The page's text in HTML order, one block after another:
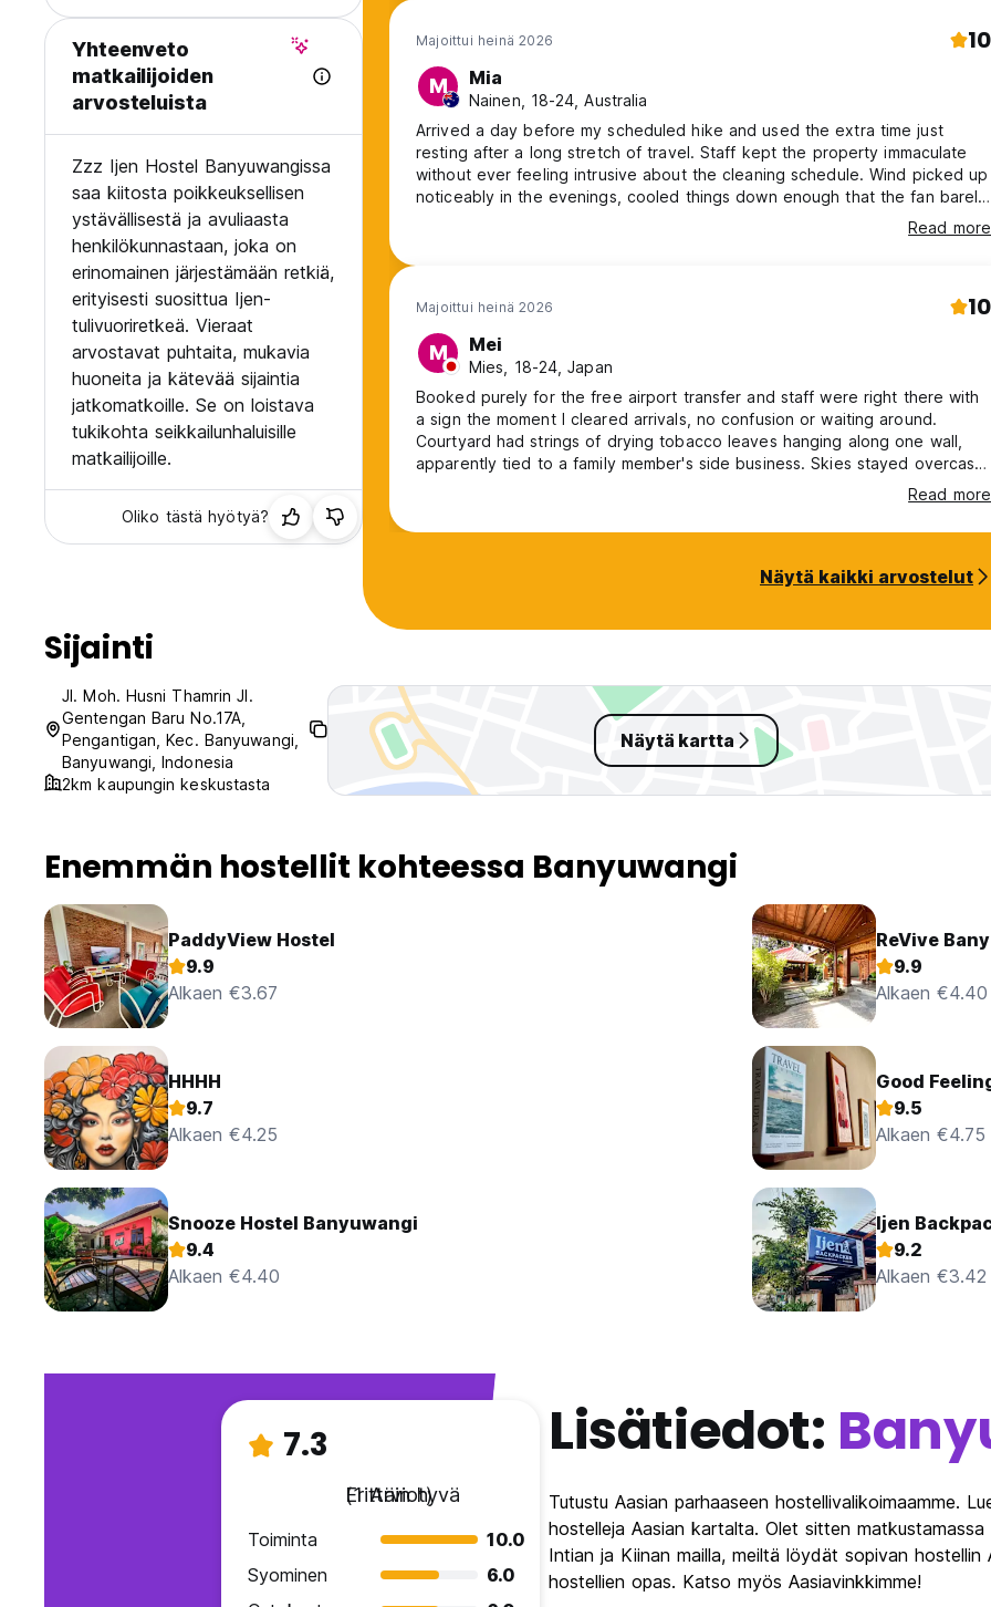
Yhteenveto
matkailijoiden
arvosteluista
Zzz Ijen Hostel Banyuwangissa
saa kiitosta poikkeuksellisen
ystävällisestä ja avuliaasta
henkilökunnastaan, joka on
erinomainen järjestämään retkiä,
erityisesti suosittua Ijen-
tulivuoriretkeä. Vieraat
arvostavat puhtaita, mukavia
huoneita ja kätevää sijaintia
jatkomatkoille. Se on loistava
tukikohta seikkailunhaluisille
matkailijoille.
Oliko tästä hyötyä?
Majoittui heinä 2026 10
M Mia
Nainen, 18-24, Australia
Arrived a day before my scheduled hike and used the extra time just
resting after a long stretch of travel. Staff kept the property immaculate
without ever feeling intrusive about the cleaning schedule. Wind picked up
noticeably in the evenings, cooled things down enough that the fan barely
got used at night. Front desk double-checked my gear the morning of the
hike, caught that I'd forgotten a headlamp and lent me one on the spot. A
Read more
Majoittui heinä 2026 10
M Mei
Mies, 18-24, Japan
Booked purely for the free airport transfer and staff were right there with
a sign the moment I cleared arrivals, no confusion or waiting around.
Courtyard had strings of drying tobacco leaves hanging along one wall,
apparently tied to a family member's side business. Skies stayed overcast
most of the stay, comfortable temperatures that made even midday walks
manageable. Skipped Ijen this visit due to a scheduling conflict, staff didn't
push it and simply wished me well for next time. A smooth, low-effort s
Read more
Näytä kaikki arvostelut
Sijainti
Jl. Moh. Husni Thamrin Jl.
Gentengan Baru No.17A,
Pengantigan, Kec. Banyuwangi,
Banyuwangi, Indonesia
2km kaupungin keskustasta
Näytä kartta
Enemmän hostellit kohteessa Banyuwangi
PaddyView Hostel
9.9
Alkaen €3.67
ReVive
9.9
Alkaen €4.40
HHHH
9.7
Alkaen €4.25
Good
9.5
Alkaen €4.75
Snooze Hostel Banyuwangi
9.4
Alkaen €4.40
Ijen
9.2
Alkaen €3.42
7.3
Erittäin hyvä
(1 Arviot)
Toiminta
10.0
Syominen
6.0
Lisätiedot:
Tutustu Aasian parhaaseen hostellivalikoimaamme.
hostelleja Aasian kartalta. Olet sitten
Intian ja Kiinan mailla, meiltä löydät sopivan
hostellien opas. Katso myös Aasiavinkkimme!